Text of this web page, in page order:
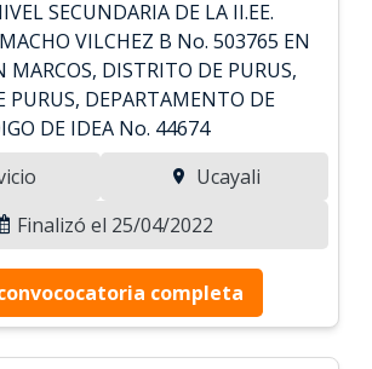
SECUNDARIA DE LA II.EE.
VILCHEZ B No. 503765 EN
MARCOS, DISTRITO DE PURUS,
PURUS, DEPARTAMENTO DE
DE IDEA No. 44674
Ucayali
Finalizó el 25/04/2022
completa